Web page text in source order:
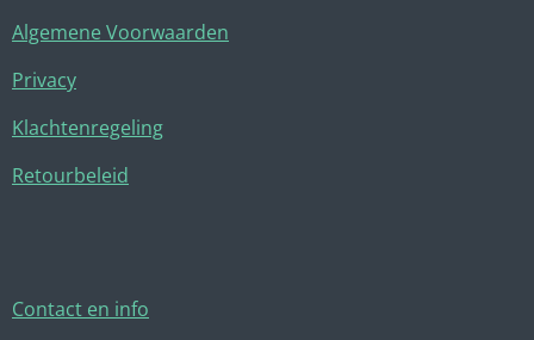
Algemene Voorwaarden
Privacy
Klachtenregeling
Retourbeleid
Contact en info